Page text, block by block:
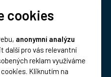
cookies
anonymní analýzu
další pro vás relevantní
reklam využíváme
Kliknutím na